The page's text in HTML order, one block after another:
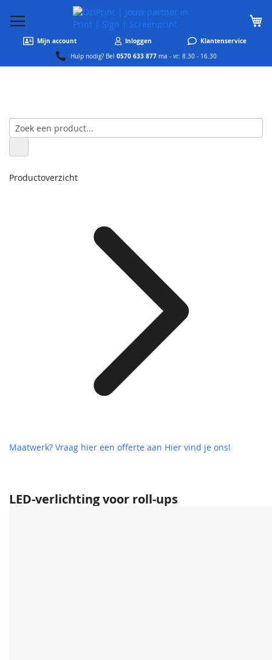
Mijn account Inloggen Klantenservice
Hulp nodig? Bel 0570 633 877 ma - vr: 8.30 - 16.30
LED-verlichting voor roll-ups
Productoverzicht
Maatwerk? Vraag hier een offerte aan Hier vind je ons!